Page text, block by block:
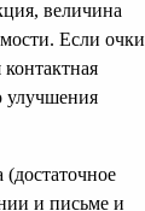
величина
Если очки
улучшения
и письме и